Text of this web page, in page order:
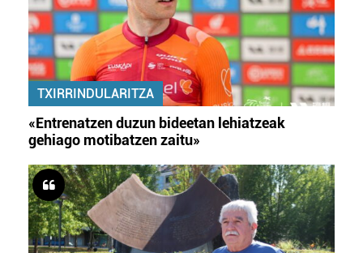
TXIRRINDULARITZA
«Entrenatzen duzun bideetan lehiatzeak
gehiago motibatzen zaitu»